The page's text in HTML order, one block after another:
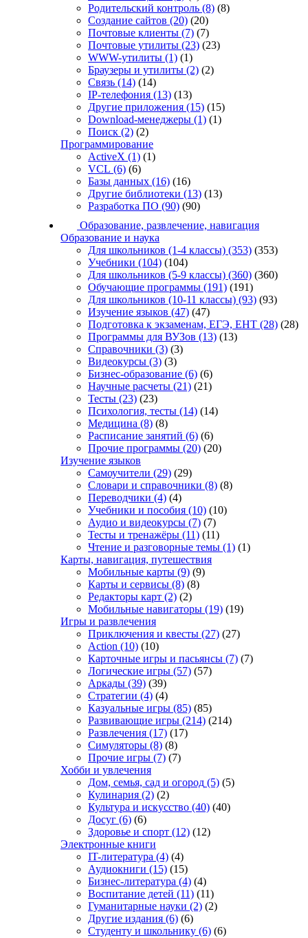
Родительский контроль (8) (8)
Создание сайтов (20) (20)
Почтовые клиенты (7) (7)
Почтовые утилиты (23) (23)
WWW-утилиты (1) (1)
Браузеры и утилиты (2) (2)
Связь (14) (14)
IP-телефония (13) (13)
Другие приложения (15) (15)
Download-менеджеры (1) (1)
Поиск (2) (2)
Программирование
ActiveX (1) (1)
VCL (6) (6)
Базы данных (16) (16)
Другие библиотеки (13) (13)
Разработка ПО (90) (90)
Образование, развлечение, навигация
Образование и наука
Для школьников (1-4 классы) (353) (353)
Учебники (104) (104)
Для школьников (5-9 классы) (360) (360)
Обучающие программы (191) (191)
Для школьников (10-11 классы) (93) (93)
Изучение языков (47) (47)
Подготовка к экзаменам, ЕГЭ, ЕНТ (28) (28)
Программы для ВУЗов (13) (13)
Справочники (3) (3)
Видеокурсы (3) (3)
Бизнес-образование (6) (6)
Научные расчеты (21) (21)
Тесты (23) (23)
Психология, тесты (14) (14)
Медицина (8) (8)
Расписание занятий (6) (6)
Прочие программы (20) (20)
Изучение языков
Самоучители (29) (29)
Словари и справочники (8) (8)
Переводчики (4) (4)
Учебники и пособия (10) (10)
Аудио и видеокурсы (7) (7)
Тесты и тренажёры (11) (11)
Чтение и разговорные темы (1) (1)
Карты, навигация, путешествия
Мобильные карты (9) (9)
Карты и сервисы (8) (8)
Редакторы карт (2) (2)
Мобильные навигаторы (19) (19)
Игры и развлечения
Приключения и квесты (27) (27)
Action (10) (10)
Карточные игры и пасьянсы (7) (7)
Логические игры (57) (57)
Аркады (39) (39)
Стратегии (4) (4)
Казуальные игры (85) (85)
Развивающие игры (214) (214)
Развлечения (17) (17)
Симуляторы (8) (8)
Прочие игры (7) (7)
Хобби и увлечения
Дом, семья, сад и огород (5) (5)
Кулинария (2) (2)
Культура и искусство (40) (40)
Досуг (6) (6)
Здоровье и спорт (12) (12)
Электронные книги
IT-литература (4) (4)
Аудиокниги (15) (15)
Бизнес-литература (4) (4)
Воспитание детей (11) (11)
Гуманитарные науки (2) (2)
Другие издания (6) (6)
Студенту и школьнику (6) (6)